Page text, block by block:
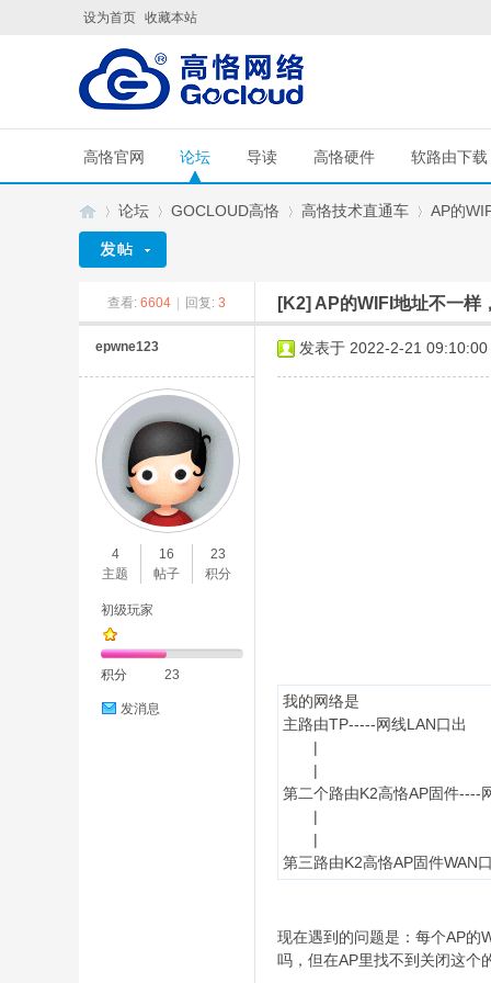
设为首页 收藏本站
高恪官网 论坛 导读 高恪硬件 软路由下载
论坛
›
GOCLOUD高恪 高恪技术直通车
›
AP的
查看: 6604 回复: 3 [K2] AP的WIFI地址不一样
epwne123
4
主题
16
帖子
23
积分
初级玩家
积分 23
发消息
发表于 2022-2-21 09:10:00
我的网络是
主路由TP-----网线LAN口出
|
|
第二个路由K2高恪AP固件----
|
|
第三路由K2高恪AP固件WAN
现在遇到的问题是：每个AP的
吗，但在AP里找不到关闭这个